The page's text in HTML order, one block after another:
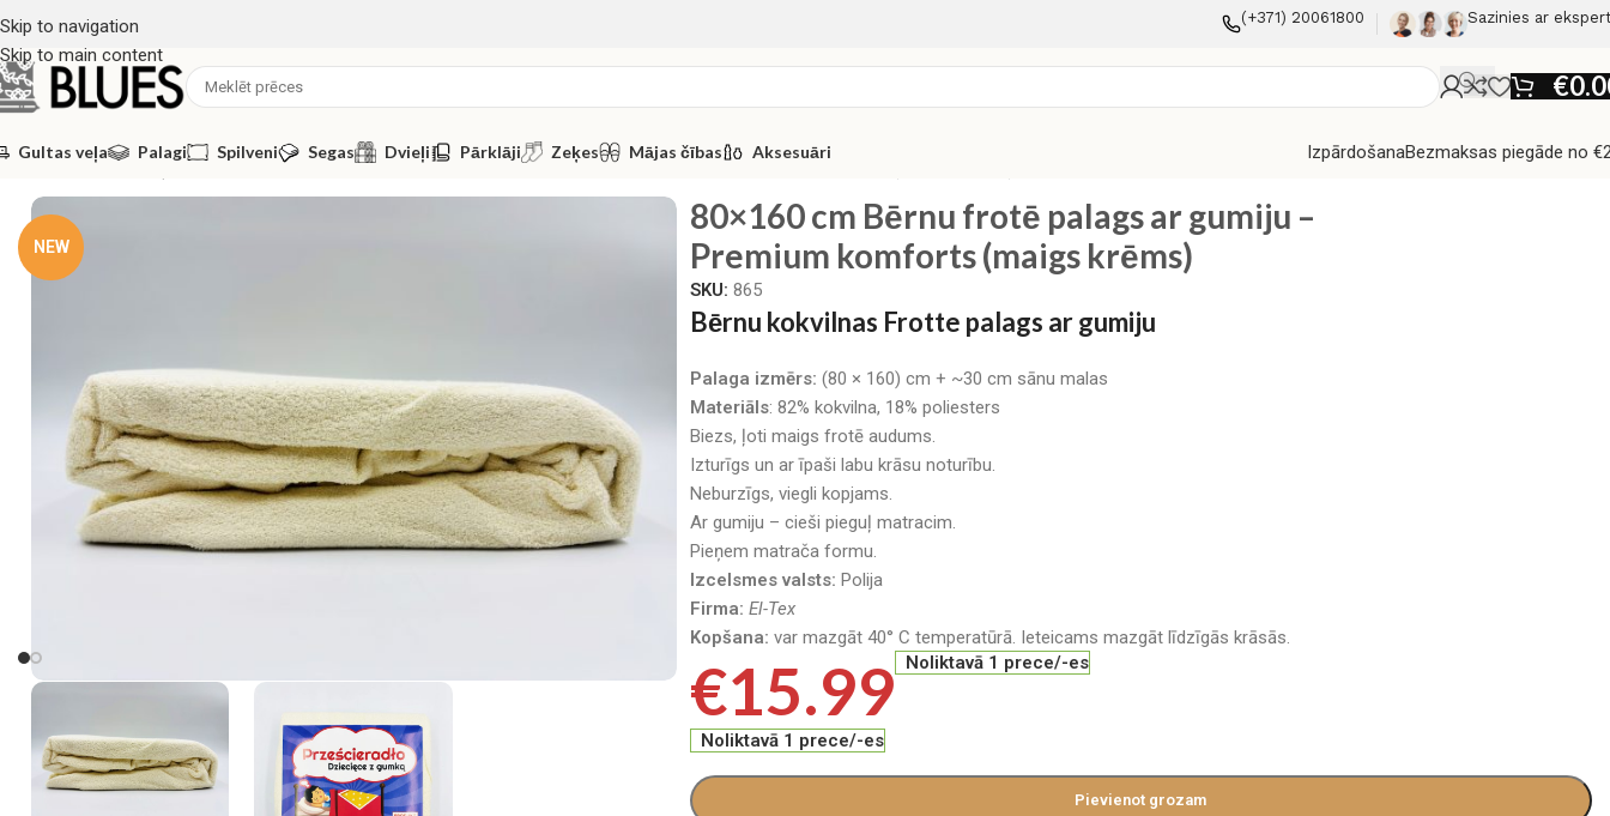
Skip to navigation
Skip to main content
(+371) 20061800 Sazinies ar
€
Gultas veļa Palagi Spilveni Segas Dvieļi Pārklāji Zeķes Mājas čības Aksesuāri IzpārdošanaBezmaksas piegāde no
Gultas veļa Palagi ar gumiju/80×160 cm Bērnu frotē palags ar gumiju – Premium komforts (maigs krēms)
NEW
80×160 cm Bērnu frotē palags ar gumiju –
Premium komforts (maigs krēms)
SKU: 865
Bērnu kokvilnas Frotte palags ar gumiju
Palaga izmērs: (80 × 160) cm + ~30 cm sānu malas
Materiāls: 82% kokvilna, 18% poliesters
Biezs, ļoti maigs frotē audums.
Izturīgs un ar īpaši labu krāsu noturību.
Neburzīgs, viegli kopjams.
Ar gumiju – cieši pieguļ matracim.
Pieņem matrača formu.
Izcelsmes valsts: Polija
Firma: El-Tex
Kopšana: var mazgāt 40° C temperatūrā. Ieteicams mazgāt līdzīgās krāsās.
€15.99 Noliktavā 1 prece/-es
Noliktavā 1 prece/-es
Pievienot grozam